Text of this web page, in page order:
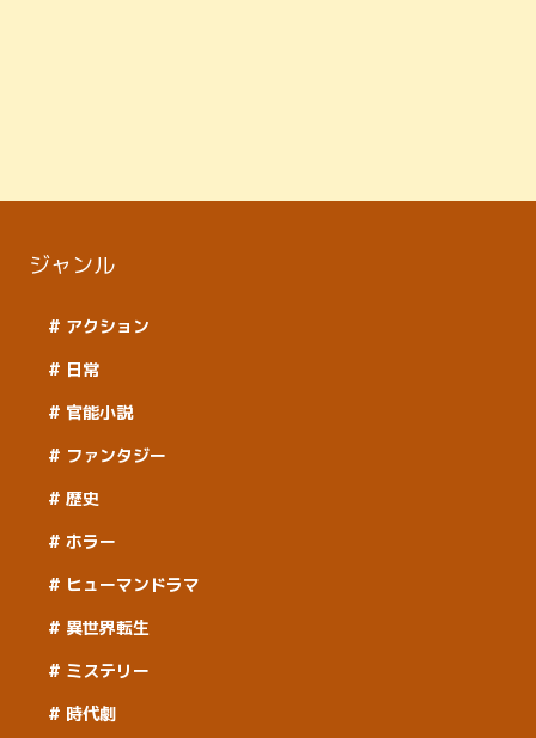
ジャンル
アクション
日常
官能小説
ファンタジー
歴史
ホラー
ヒューマンドラマ
異世界転生
ミステリー
時代劇